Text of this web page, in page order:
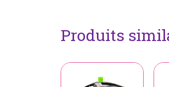
Produits